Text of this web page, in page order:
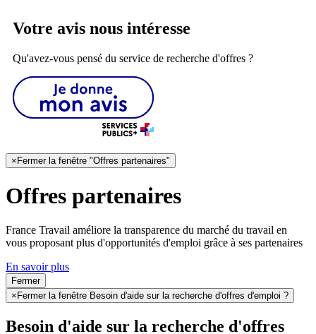
Votre avis nous intéresse
Qu'avez-vous pensé du service de recherche d'offres ?
×Fermer la fenêtre "Offres partenaires"
Offres partenaires
France Travail améliore la transparence du marché du travail en
vous proposant plus d'opportunités d'emploi grâce à ses partenaires
En savoir plus
Fermer
× Fermer la fenêtre Besoin d'aide sur la recherche d'offres d'emploi ?
Besoin d'aide sur la recherche d'offres